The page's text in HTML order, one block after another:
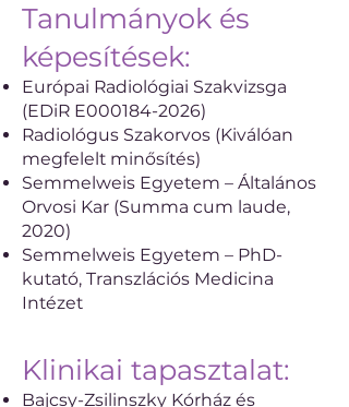
Tanulmányok és
képesítések:
Európai Radiológiai Szakvizsga
(EDiR E000184-2026)
Radiológus Szakorvos (Kiválóan
megfelelt minősítés)
Semmelweis Egyetem – Általános
Orvosi Kar (Summa cum laude,
2020)
Semmelweis Egyetem – PhD-
kutató, Transzlációs Medicina
Intézet
Klinikai tapasztalat:
Bajcsy-Zsilinszky Kórház és